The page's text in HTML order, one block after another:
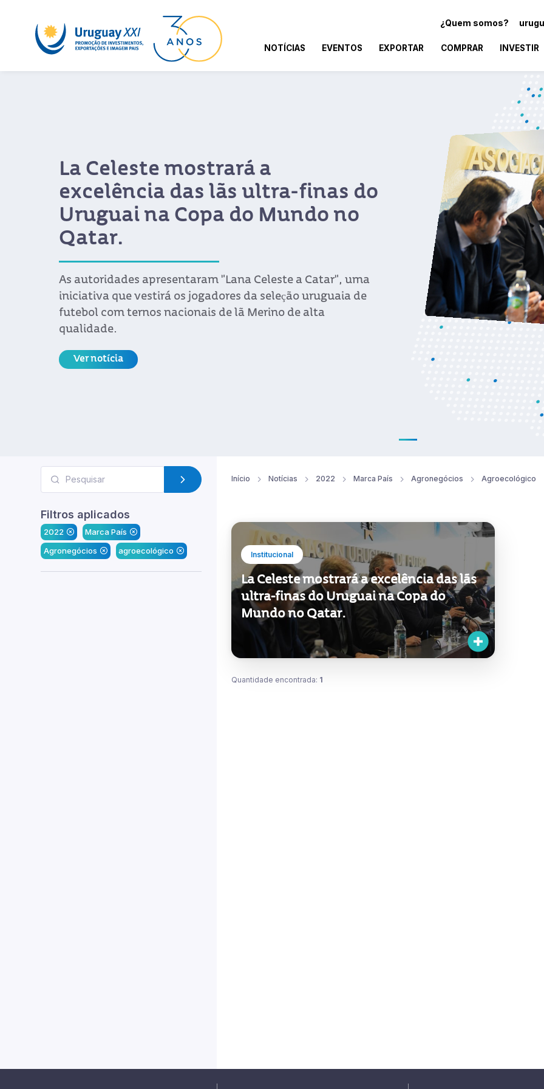
¿Quem somos?
NOTÍCIAS EVENTOS EXPORTAR COMPRAR INVESTIR
La Celeste mostrará a
excelência das lãs ultra-finas do
Uruguai na Copa do Mundo no
Qatar.
As autoridades apresentaram "Lana Celeste a Catar", uma
iniciativa que vestirá os jogadores da seleção uruguaia de
futebol com ternos nacionais de lã Merino de alta
qualidade.
Ver notícia
Filtros aplicados
2022
Marca País
Agronegócios
agroecológico
Início Notícias 2022 Marca País Agronegócios Agroecológico
Institucional
La Celeste mostrará a excelência das lãs
ultra-finas do Uruguai na Copa do
Mundo no Qatar.
Quantidade encontrada: 1